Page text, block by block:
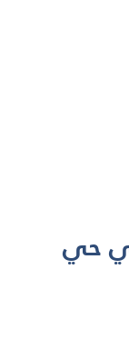
حي